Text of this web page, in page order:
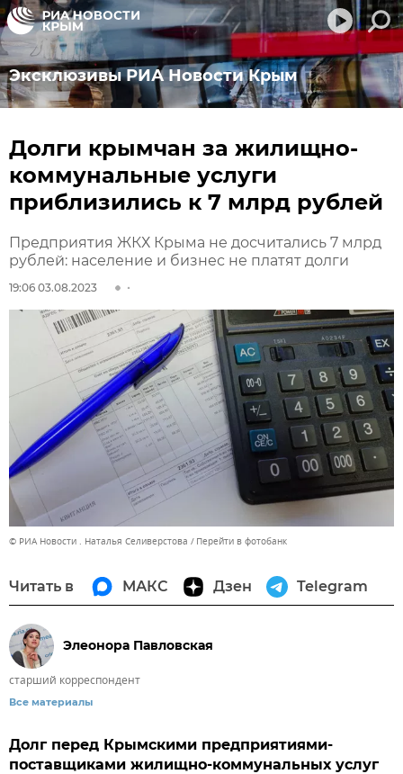
Эксклюзивы РИА Новости Крым
Долги крымчан за жилищно-
коммунальные услуги
приблизились к 7 млрд рублей
Предприятия ЖКХ Крыма не досчитались 7 млрд
рублей: население и бизнес не платят долги
19:06 03.08.2023
© РИА Новости . Наталья Селиверстова Перейти в фотобанк
Читать в МАКС Дзен Telegram
Элеонора Павловская
старший корреспондент
Все материалы
Долг перед Крымскими предприятиями-
поставщиками жилищно-коммунальных услуг